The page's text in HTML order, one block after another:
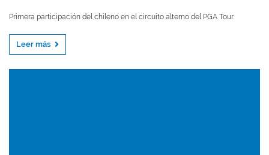
Primera participación del chileno en el circuito alterno del PGA Tour.
Leer más